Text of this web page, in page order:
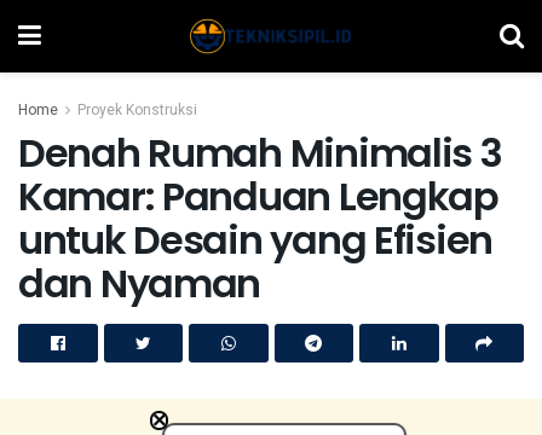
Home Proyek Konstruksi
Denah Rumah Minimalis 3
Kamar: Panduan Lengkap
untuk Desain yang Efisien
dan Nyaman
×